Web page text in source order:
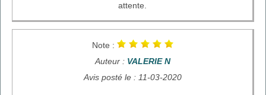
attente.
Note :
Auteur : VALERIE N
Avis posté le : 11-03-2020